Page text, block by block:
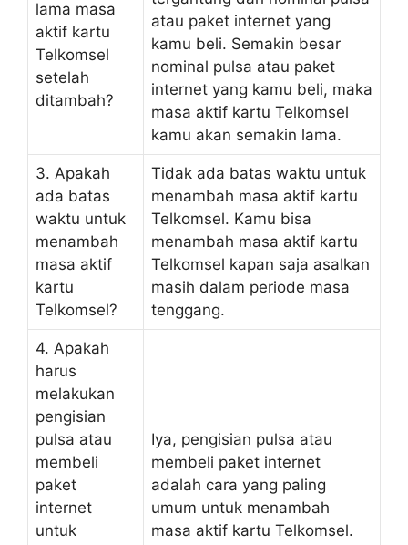
lama masa
aktif kartu
Telkomsel
setelah
ditambah?
atau paket internet yang
kamu beli. Semakin besar
nominal pulsa atau paket
internet yang kamu beli, maka
masa aktif kartu Telkomsel
kamu akan semakin lama.
3. Apakah
ada batas
waktu untuk
menambah
masa aktif
kartu
Telkomsel?
Tidak ada batas waktu untuk
menambah masa aktif kartu
Telkomsel. Kamu bisa
menambah masa aktif kartu
Telkomsel kapan saja asalkan
masih dalam periode masa
tenggang.
4. Apakah
harus
melakukan
pengisian
pulsa atau
membeli
paket
internet
untuk
Iya, pengisian pulsa atau
membeli paket internet
adalah cara yang paling
umum untuk menambah
masa aktif kartu Telkomsel.